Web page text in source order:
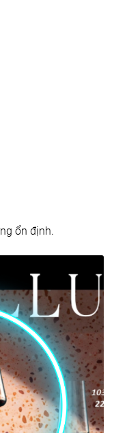
ổn định.